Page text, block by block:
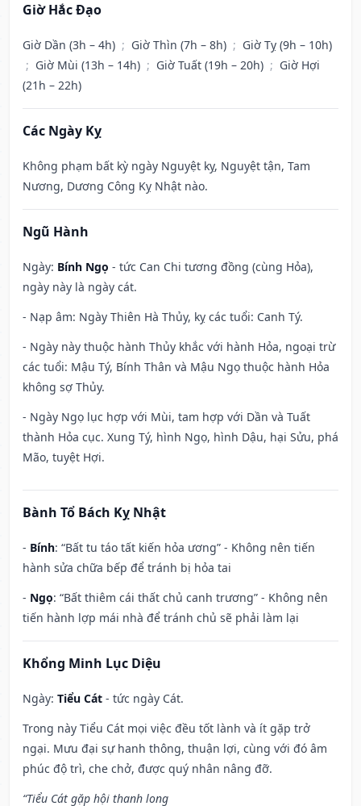
Giờ Hắc Đạo
Giờ Dần (3h – 4h) ; Giờ Thìn (7h – 8h) ; Giờ Tỵ (9h – 10h)
; Giờ Mùi (13h – 14h) ; Giờ Tuất (19h – 20h) ; Giờ Hợi
(21h – 22h)
Các Ngày Kỵ
Không phạm bất kỳ ngày Nguyệt kỵ, Nguyệt tận, Tam
Nương, Dương Công Kỵ Nhật nào.
Ngũ Hành
Ngày: Bính Ngọ - tức Can Chi tương đồng (cùng Hỏa),
ngày này là ngày cát.
- Nạp âm: Ngày Thiên Hà Thủy, kỵ các tuổi: Canh Tý.
- Ngày này thuộc hành Thủy khắc với hành Hỏa, ngoại trừ
các tuổi: Mậu Tý, Bính Thân và Mậu Ngọ thuộc hành Hỏa
không sợ Thủy.
- Ngày Ngọ lục hợp với Mùi, tam hợp với Dần và Tuất
thành Hỏa cục. Xung Tý, hình Ngọ, hình Dậu, hại Sửu, phá
Mão, tuyệt Hợi.
Bành Tổ Bách Kỵ Nhật
- Bính: “Bất tu táo tất kiến hỏa ương” - Không nên tiến
hành sửa chữa bếp để tránh bị hỏa tai
- Ngọ: “Bất thiêm cái thất chủ canh trương” - Không nên
tiến hành lợp mái nhà để tránh chủ sẽ phải làm lại
Khổng Minh Lục Diệu
Ngày: Tiểu Cát - tức ngày Cát.
Trong này Tiểu Cát mọi việc đều tốt lành và ít gặp trở
ngại. Mưu đại sự hanh thông, thuận lợi, cùng với đó âm
phúc độ trì, che chở, được quý nhân nâng đỡ.
“Tiểu Cát gặp hội thanh long